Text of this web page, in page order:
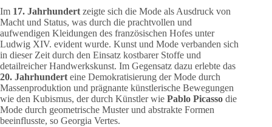
Im 17. Jahrhundert zeigte sich die Mode als Ausdruck von
Macht und Status, was durch die prachtvollen und
aufwendigen Kleidungen des französischen Hofes unter
Ludwig XIV. evident wurde. Kunst und Mode verbanden sich
in dieser Zeit durch den Einsatz kostbarer Stoffe und
detailreicher Handwerkskunst. Im Gegensatz dazu erlebte das
20. Jahrhundert eine Demokratisierung der Mode durch
Massenproduktion und prägnante künstlerische Bewegungen
wie den Kubismus, der durch Künstler wie Pablo Picasso die
Mode durch geometrische Muster und abstrakte Formen
beeinflusste, so Georgia Vertes.